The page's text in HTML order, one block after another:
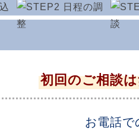
初回のご相談
お電話で